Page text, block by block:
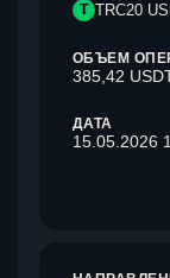
T TRC20
ОБЪЕМ
385,42
ДАТА
15.05.2026